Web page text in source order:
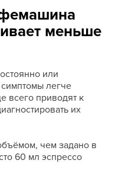
меньше
или
легче
всего приводят к
их
чем задано в
60 мл эспрессо